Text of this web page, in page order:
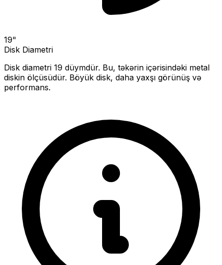
19"
Disk Diametri
Disk diametri 19 düymdür. Bu, təkərin içərisindəki metal
diskin ölçüsüdür. Böyük disk, daha yaxşı görünüş və
performans.